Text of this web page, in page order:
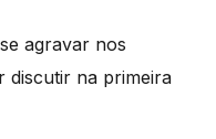
agravar nos
discutir na primeira